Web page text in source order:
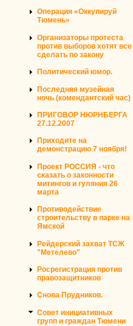
Операция «Оккупируй
Тюмень»
Организаторы протеста
против выборов хотят все
сделать по закону
Политический юмор.
Последняя музейная
ночь (комендантский час)
ПРИГОВОР НЮРНБЕРГА
27.12.2007
Приходите на
демонстрацию 7 ноября!
Проект РОССИЯ - что
сказать о законности
митингов и гуляния 26
марта
Противодействие
строительству в парке на
Ямской
Рейдерский захват ТСЖ
"Метелево"
Росрегистрация против
правозащитников
Снова Прудников.
Совет инициативных
групп и граждан Тюмени